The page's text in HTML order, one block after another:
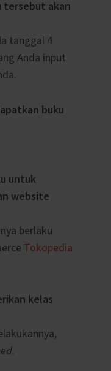
tersebut akan
tanggal 4
Anda input
buku
untuk
website
berlaku
Tokopedia
kelas
.